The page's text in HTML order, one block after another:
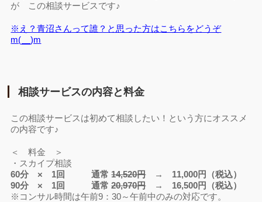
が この相談サービスです♪
※え？青沼さんって誰？と思った方はこちらをどうぞ
m(__)m
相談サービスの内容と料金
この相談サービスは初めて相談したい！という方にオススメ
の内容です♪
＜ 料金 ＞
・スカイプ相談
60分 × 1回 通常14,520円→ 11,000円（税込）
90分 × 1回 通常20,970円→ 16,500円（税込）
※コンサル時間は午前9：30～午前中のみの対応です。